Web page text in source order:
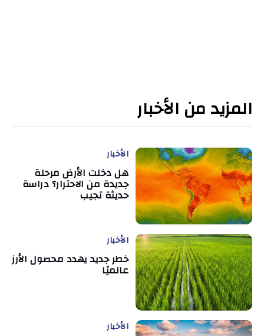
المزيد من الأخبار
الأخبار
هل دخلت الأرض مرحلة
جديدة من الاحترار؟ دراسة
حديثة تجيب
الأخبار
خطر جديد يهدد محصول الأرز
عالميًا
الأخبار